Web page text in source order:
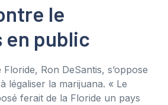
le
en public
Ron DeSantis, s’oppose
légaliser la marijuana. « Le
ferait de la Floride un pays